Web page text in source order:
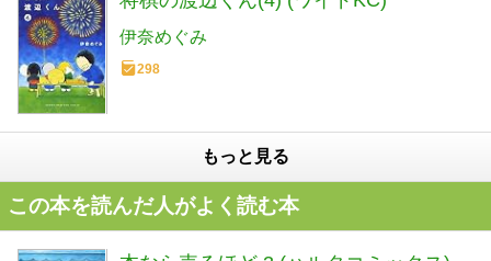
伊奈めぐみ
298
もっと見る
この本を読んだ人がよく読む本